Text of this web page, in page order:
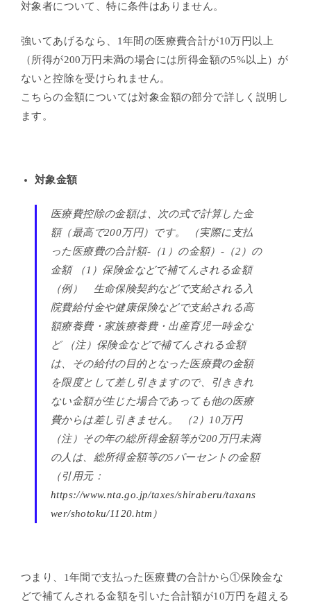
対象者について、特に条件はありません。
強いてあげるなら、1年間の医療費合計が10万円以上
（所得が200万円未満の場合には所得金額の5%以上）が
ないと控除を受けられません。
こちらの金額については対象金額の部分で詳しく説明し
ます。
対象金額
医療費控除の金額は、次の式で計算した金
額（最高で200万円）です。
（実際に支払
った医療費の合計額-（1）の金額）-（2）の
金額
（1）保険金などで補てんされる金額
（例） 生命保険契約などで支給される入
院費給付金や健康保険などで支給される高
額療養費・家族療養費・出産育児一時金な
ど
（注）保険金などで補てんされる金額
は、その給付の目的となった医療費の金額
を限度として差し引きますので、引ききれ
ない金額が生じた場合であっても他の医療
費からは差し引きません。
（2）10万円
（注）その年の総所得金額等が200万円未満
の人は、総所得金額等の5パーセントの金額
（引用元：
https://www.nta.go.jp/taxes/shiraberu/taxans
wer/shotoku/1120.htm ）
つまり、1年間で支払った医療費の合計から①保険金な
どで補てんされる金額を引いた合計額が10万円を超える